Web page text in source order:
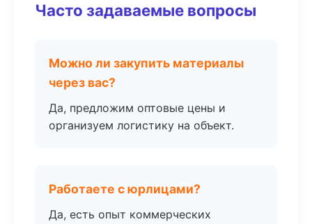
Часто задаваемые вопросы
Можно ли закупить материалы
через вас?
Да, предложим оптовые цены и
организуем логистику на объект.
Работаете с юрлицами?
Да, есть опыт коммерческих